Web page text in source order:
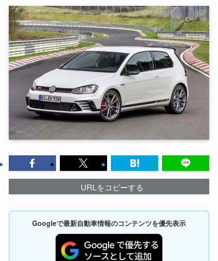
URLをコピーする
Googleで最新自動車情報のコンテンツを優先表示